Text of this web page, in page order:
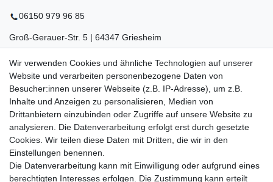
06150 979 96 85
Groß-Gerauer-Str. 5 | 64347 Griesheim
06155 834 88 58
Eberstädter Str. 21 | 64319 Pfungstadt
06157 984 88 55
Öffnungszeiten finden Sie hier: www.topcoil.de
E-MAIL **
Newsletter
Honig
Hiermit bestätige ich, dass ich dieDaten­schutz­erklärunggelesen habe.
Wir verwenden Cookies und ähnliche Technologien auf unserer
Website und verarbeiten personenbezogene Daten von
Besucher:innen unserer Webseite (z.B. IP-Adresse), um z.B.
Inhalte und Anzeigen zu personalisieren, Medien von
Drittanbietern einzubinden oder Zugriffe auf unsere Website zu
analysieren. Die Datenverarbeitung erfolgt erst durch gesetzte
Cookies. Wir teilen diese Daten mit Dritten, die wir in den
Einstellungen benennen.
Die Datenverarbeitung kann mit Einwilligung oder aufgrund eines
berechtigten Interesses erfolgen. Die Zustimmung kann erteilt